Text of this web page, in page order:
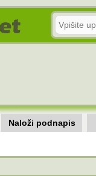
Naloži podnapis